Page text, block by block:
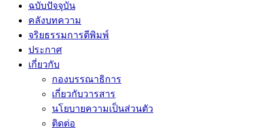
ฉบับปัจจุบัน
คลังบทความ
จริยธรรมการตีพิมพ์
ประกาศ
เกี่ยวกับ
กองบรรณาธิการ
เกี่ยวกับวารสาร
นโยบายความเป็นส่วนตัว
ติดต่อ